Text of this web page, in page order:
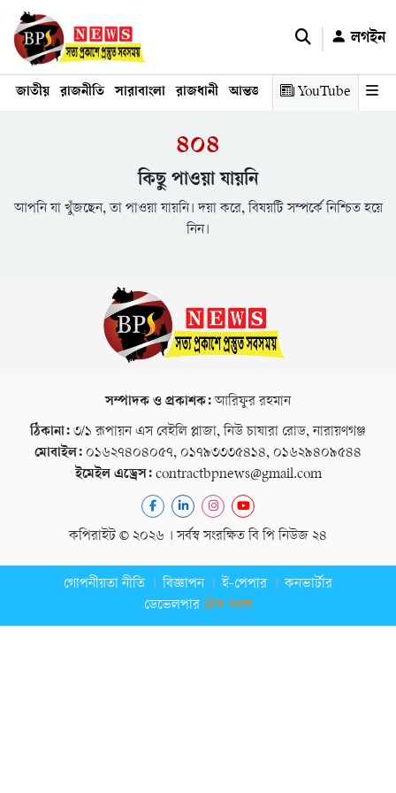
লগইন
জাতীয় রাজনীতি সারাবাংলা রাজধানী আন্তর্জাতিক অর্থনীতি তথ্য
YouTube
৪০৪
কিছু পাওয়া যায়নি
আপনি যা খুঁজছেন, তা পাওয়া যায়নি। দয়া করে, বিষয়টি সম্পর্কে নিশ্চিত হয়ে
নিন।
সম্পাদক ও প্রকাশক:আরিফুর রহমান
ঠিকানা: ৩/১ রূপায়ন এস বেইলি প্লাজা, নিউ চাষারা রোড, নারায়ণগঞ্জ
মোবাইল: ০১৬২৭৪০৪০৫৭, ০১৭৯৩৩৩৫৪১৪, ০১৬২৯৪০৯৫৪৪
ইমেইল এড্রেস:contractbpnews@gmail.com
কপিরাইট © ২০২৬ । সর্বস্ব সংরক্ষিত বি পি নিউজ ২৪
গোপনীয়তা নীতি বিজ্ঞাপন ই-পেপার
কনভার্টার
ডেভেলপার টেক তরঙ্গ